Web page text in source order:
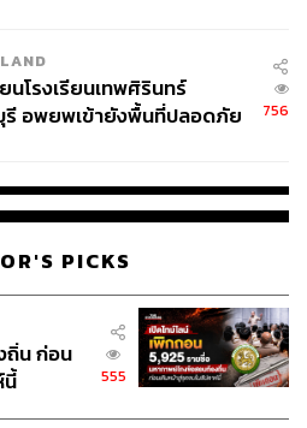
-แอบระบุแบรนด์
นโรงเรียนเทพศิรินทร์
รี อพยพเข้ายังพื้นที่ปลอดภัย
756
PICKS
ถิ่น ก่อน
นี้
555